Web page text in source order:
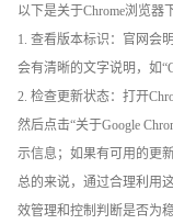
以下是关于Chrome浏览器
1. 查看版本标识：官网会
会有清晰的文字说明，如
2. 检查更新状态：打开
然后点击“关于Google
示信息；如果有可用的更
总的来说，通过合理利用
效管理和控制判断是否为